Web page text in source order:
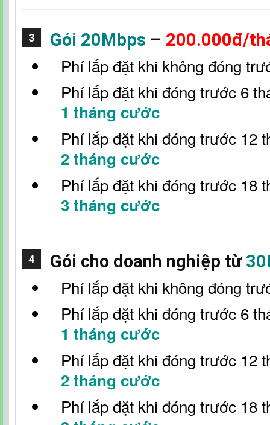
3 Gói 20Mbps – 200.000đ/
Phí lắp đặt khi không đóng
Phí lắp đặt khi đóng trước 6
1 tháng cước
Phí lắp đặt khi đóng trước 12
2 tháng cước
Phí lắp đặt khi đóng trước 18
3 tháng cước
4 Gói cho doanh nghiệp từ
Phí lắp đặt khi không đóng
Phí lắp đặt khi đóng trước 6
1 tháng cước
Phí lắp đặt khi đóng trước 12
2 tháng cước
Phí lắp đặt khi đóng trước 18